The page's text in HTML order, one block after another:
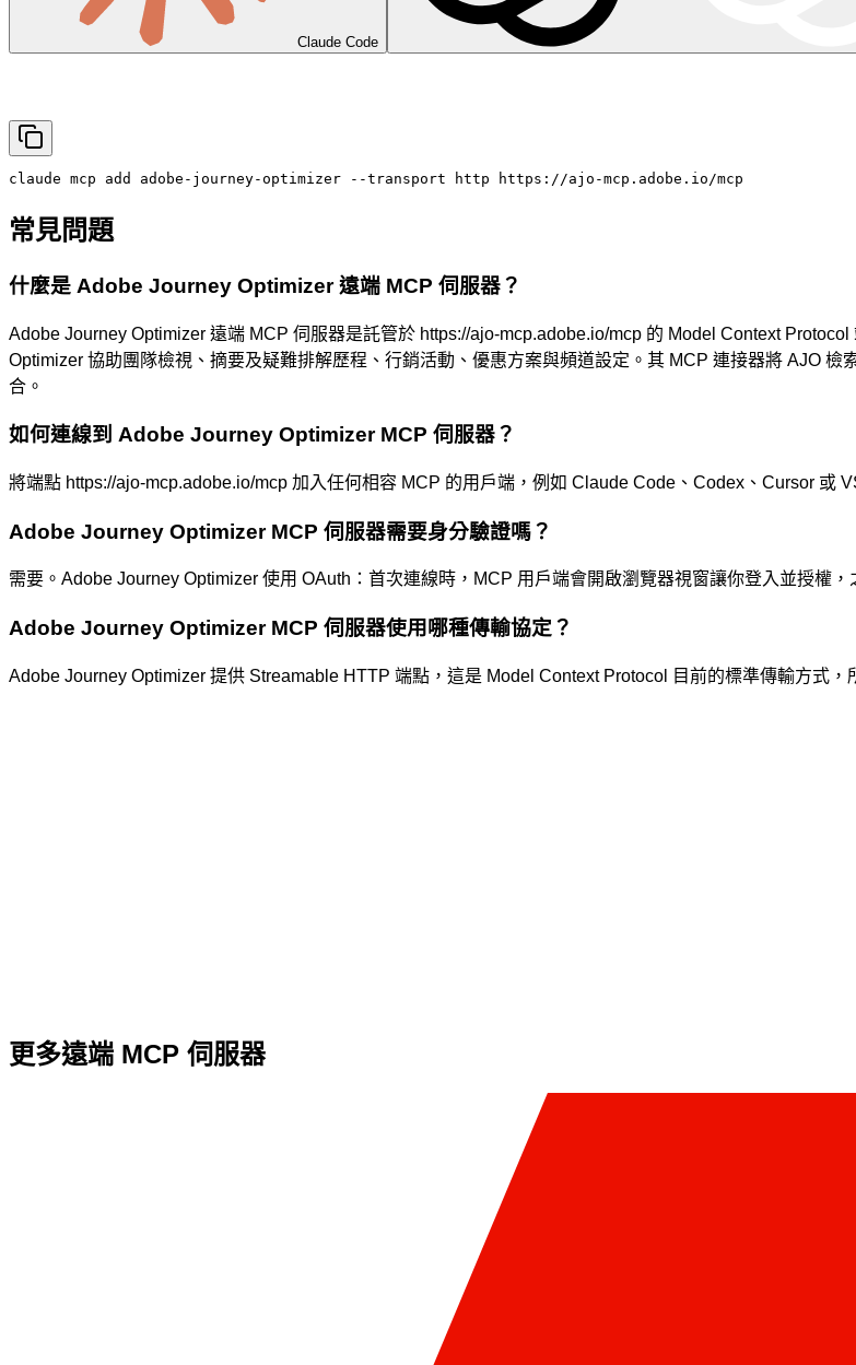
Claude Code
claude mcp add adobe-journey-optimizer --transport http https://ajo-mcp.adobe.io/mcp
常見問題
什麼是 Adobe Journey Optimizer 遠端 MCP 伺服器？
Adobe Journey Optimizer 遠端 MCP 伺服器是託管於 https://ajo-mcp.adobe.io/mcp 的 Model Context
Optimizer 協助團隊檢視、摘要及疑難排解歷程、行銷活動、優惠方案與頻道設定。其 MCP 連接器將 AJO
合。
如何連線到 Adobe Journey Optimizer MCP 伺服器？
將端點 https://ajo-mcp.adobe.io/mcp 加入任何相容 MCP 的用戶端，例如 Claude Code、Codex、Cursor 或
Adobe Journey Optimizer MCP 伺服器需要身分驗證嗎？
需要。Adobe Journey Optimizer 使用 OAuth：首次連線時，MCP 用戶端會開啟瀏覽器視窗讓你登入並授權，
Adobe Journey Optimizer MCP 伺服器使用哪種傳輸協定？
Adobe Journey Optimizer 提供 Streamable HTTP 端點，這是 Model Context Protocol 目前的標準傳輸方式，
更多遠端 MCP 伺服器